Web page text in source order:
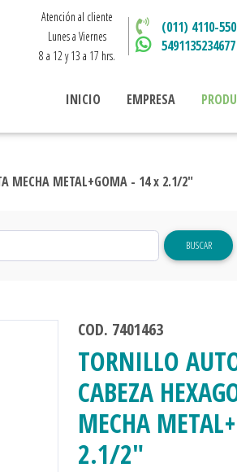
Atención al cliente
Lunes a Viernes
8 a 12 y 13 a 17 hrs.
(011) 4110-
5491135234677
INICIO EMPRESA
MECHA METAL+GOMA - 14 x 2.1/2"
BUSCAR
COD. 7401463
TORNILLO
CABEZA
MECHA
2.1/2"